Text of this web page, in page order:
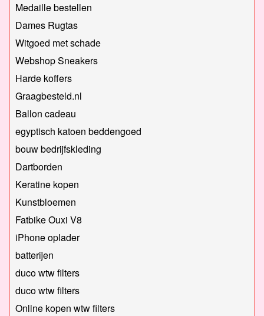
Medaille bestellen
Dames Rugtas
Witgoed met schade
Webshop Sneakers
Harde koffers
Graagbesteld.nl
Ballon cadeau
egyptisch katoen beddengoed
bouw bedrijfskleding
Dartborden
Keratine kopen
Kunstbloemen
Fatbike Ouxi V8
iPhone oplader
batterijen
duco wtw filters
duco wtw filters
Online kopen wtw filters